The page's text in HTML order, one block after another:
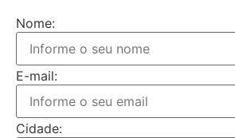
Nome:
E-mail:
Cidade: